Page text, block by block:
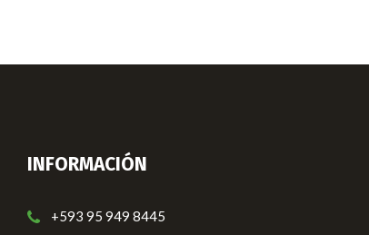
INFORMACIÓN
+593 95 949 8445